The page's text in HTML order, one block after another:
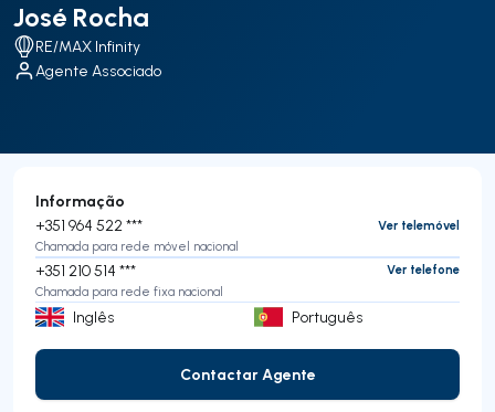
José Rocha
RE/MAX Infinity
Agente Associado
Informação
+351 964 522 ***
Ver telemóvel
Chamada para rede móvel nacional
+351 210 514 ***
Ver telefone
Chamada para rede fixa nacional
Inglês Português
Contactar Agente
Contactar Agente